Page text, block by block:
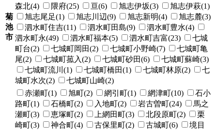
菊
池
市
森北(4)
隈府(25) 亘(6) 旭志伊坂(3)
旭志伊萩(1)
旭志尾足(1)
旭志川辺(9) 旭志新明(4)
旭志麓(3)
泗水町住吉(11)
泗水町田島(9)
泗水町豊水(4)
泗水町永(49)
泗水町福本(5) 泗水町吉富(23)
七城
町台(2)
七城町岡田(2) 七城町小野崎(7)
七城町亀
尾(2)
七城町菰入(2) 七城町砂田(6)
七城町蘇崎(3)
七城町流川(1)
七城町橋田(1) 七城町林原(2)
七
城町水次(2)
七城町山崎(2)
赤瀬町(1) 旭町(2) 網引町(1) 網津町(10)
石小
路町(1)
石橋町(2) 入地町(2) 岩古曽町(24)
馬之
瀬町(3)
恵塚町(2) 上網田町(3) 北段原町(2)
栗
崎町(3)
神合町(4) 古保里町(2) 古城町(6)
境目